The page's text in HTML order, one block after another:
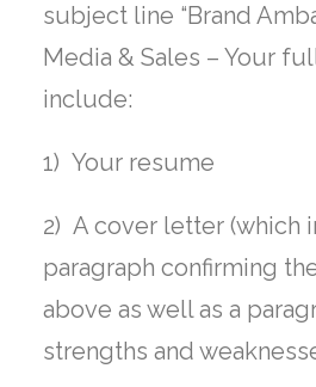
subject line “Brand
Media & Sales – Your
include:
1) Your resume
2) A cover letter (which
paragraph confirming
above as well as a
strengths and